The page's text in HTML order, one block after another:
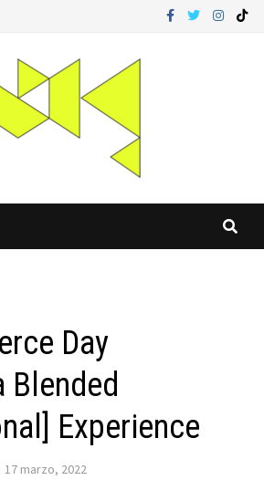
Day
Blended
Experience
17 marzo, 2022